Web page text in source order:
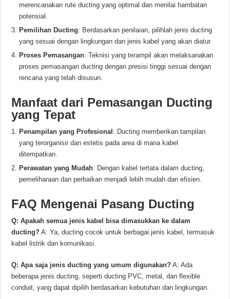
merencanakan rute ducting yang optimal dan menilai hambatan
potensial.
Pemilihan Ducting: Berdasarkan penilaian, pilihlah jenis ducting
yang sesuai dengan lingkungan dan jenis kabel yang akan diatur.
Proses Pemasangan: Teknisi yang terampil akan melaksanakan
proses pemasangan ducting dengan presisi tinggi sesuai dengan
rencana yang telah disusun.
Manfaat dari Pemasangan Ducting
yang Tepat
Penampilan yang Profesional : Ducting memberikan tampilan
yang terorganisir dan estetis pada area di mana kabel
ditempatkan.
Perawatan yang Mudah: Dengan kabel tertata dalam ducting,
pemeliharaan dan perbaikan menjadi lebih mudah dan efisien.
FAQ Mengenai Pasang Ducting
Q: Apakah semua jenis kabel bisa dimasukkan ke dalam
ducting? A: Ya, ducting cocok untuk berbagai jenis kabel, termasuk
kabel listrik dan komunikasi.
Q: Apa saja jenis ducting yang umum digunakan? A: Ada
beberapa jenis ducting, seperti ducting PVC, metal, dan flexible
conduit, yang dapat dipilih berdasarkan kebutuhan dan lingkungan.